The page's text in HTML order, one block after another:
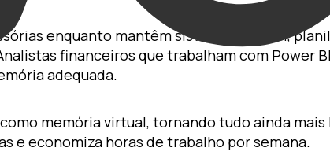
enquanto mantêm sistema contábil,
financeiros que trabalham com Power
adequada.
memória virtual, tornando tudo ainda
e economiza horas de trabalho por semana.